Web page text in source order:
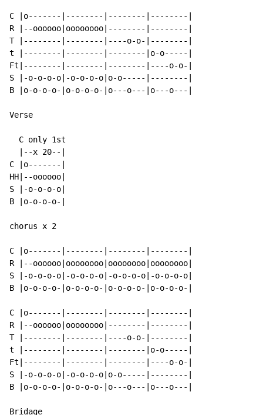
C |o-------|--------|--------|--------|
R |--oooooo|oooooooo|--------|--------|
T |--------|--------|----o-o-|--------|
t |--------|--------|--------|o-o-----|
Ft|--------|--------|--------|----o-o-|
S |-o-o-o-o|-o-o-o-o|o-o-----|--------|
B |o-o-o-o-|o-o-o-o-|o---o---|o---o---|
Verse
  C only 1st
  |--x 20--|
C |o-------|
HH|--oooooo|
S |-o-o-o-o|
B |o-o-o-o-|
chorus x 2
C |o-------|--------|--------|--------|
R |--oooooo|oooooooo|oooooooo|oooooooo|
S |-o-o-o-o|-o-o-o-o|-o-o-o-o|-o-o-o-o|
B |o-o-o-o-|o-o-o-o-|o-o-o-o-|o-o-o-o-|
C |o-------|--------|--------|--------|
R |--oooooo|oooooooo|--------|--------|
T |--------|--------|----o-o-|--------|
t |--------|--------|--------|o-o-----|
Ft|--------|--------|--------|----o-o-|
S |-o-o-o-o|-o-o-o-o|o-o-----|--------|
B |o-o-o-o-|o-o-o-o-|o---o---|o---o---|
Bridage